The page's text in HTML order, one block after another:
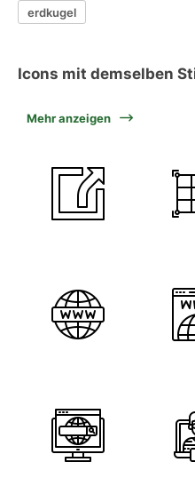
erdkugel
Icons mit demselben
Mehr anzeigen